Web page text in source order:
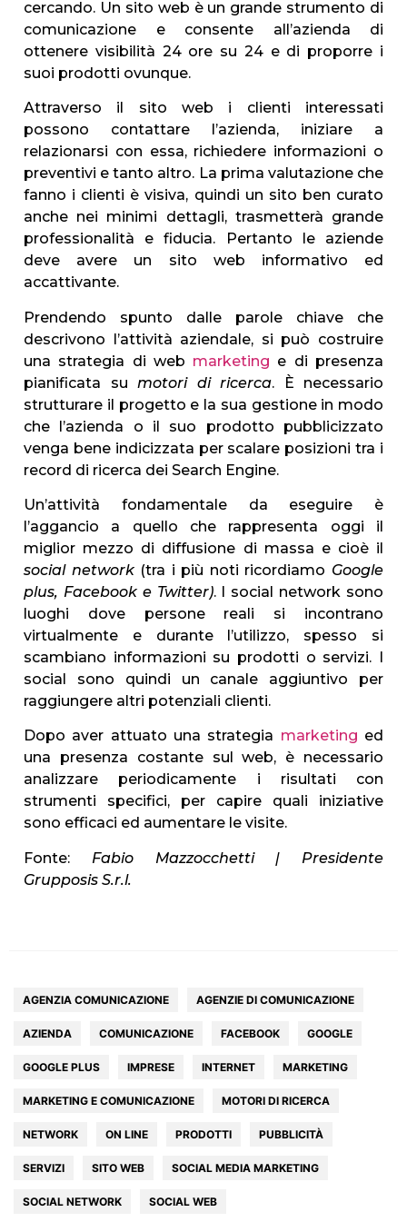
cercando. Un sito web è un grande strumento di
comunicazione e consente all’azienda di
ottenere visibilità 24 ore su 24 e di proporre i
suoi prodotti ovunque.
Attraverso il sito web i clienti interessati
possono contattare l’azienda, iniziare a
relazionarsi con essa, richiedere informazioni o
preventivi e tanto altro. La prima valutazione che
fanno i clienti è visiva, quindi un sito ben curato
anche nei minimi dettagli, trasmetterà grande
professionalità e fiducia. Pertanto le aziende
deve avere un sito web informativo ed
accattivante.
Prendendo spunto dalle parole chiave che
descrivono l’attività aziendale, si può costruire
una strategia di web marketing e di presenza
pianificata su motori di ricerca. È necessario
strutturare il progetto e la sua gestione in modo
che l’azienda o il suo prodotto pubblicizzato
venga bene indicizzata per scalare posizioni tra i
record di ricerca dei Search Engine.
Un’attività fondamentale da eseguire è
l’aggancio a quello che rappresenta oggi il
miglior mezzo di diffusione di massa e cioè il
social network(tra i più noti ricordiamo Google
plus, Facebook e Twitter). I social network sono
luoghi dove persone reali si incontrano
virtualmente e durante l’utilizzo, spesso si
scambiano informazioni su prodotti o servizi. I
social sono quindi un canale aggiuntivo per
raggiungere altri potenziali clienti.
Dopo aver attuato una strategia marketing ed
una presenza costante sul web, è necessario
analizzare periodicamente i risultati con
strumenti specifici, per capire quali iniziative
sono efficaci ed aumentare le visite.
Fonte: Fabio Mazzocchetti | Presidente
Grupposis S.r.l.
AGENZIA COMUNICAZIONE AGENZIE DI COMUNICAZIONE
AZIENDA COMUNICAZIONE FACEBOOK GOOGLE
GOOGLE PLUS IMPRESE INTERNET MARKETING
MARKETING E COMUNICAZIONE MOTORI DI RICERCA
NETWORK ON LINE PRODOTTI PUBBLICITÀ
SERVIZI SITO WEB SOCIAL MEDIA MARKETING
SOCIAL NETWORK SOCIAL WEB